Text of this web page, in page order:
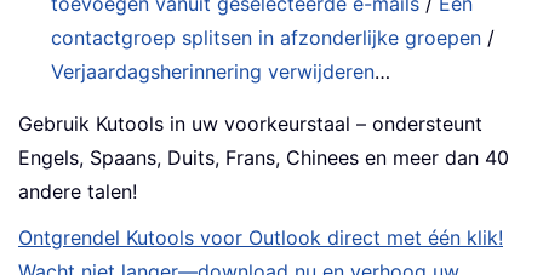
contactgroep splitsen in afzonderlijke groepen /
Verjaardagsherinnering verwijderen…
Gebruik Kutools in uw voorkeurstaal – ondersteunt
Engels, Spaans, Duits, Frans, Chinees en meer dan 40
andere talen!
Ontgrendel Kutools voor Outlook direct met één klik!